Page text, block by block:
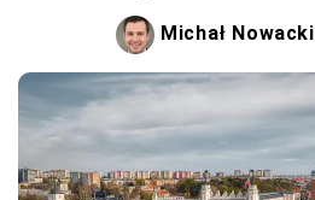
Michał Nowacki